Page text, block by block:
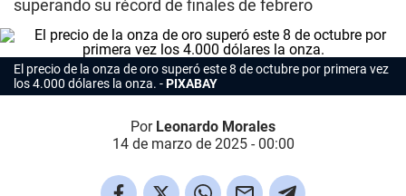
superando su récord de finales de febrero
El precio de la onza de oro superó este 8 de octubre por primera vez
los 4.000 dólares la onza.
PIXABAY
Por Leonardo Morales
14 de marzo de 2025 - 00:00